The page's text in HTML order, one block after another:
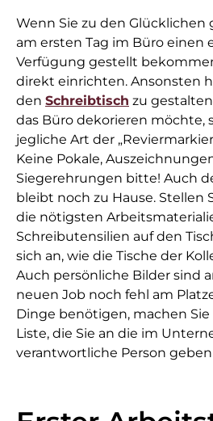
Wenn Sie zu den Glücklichen
am ersten Tag im Büro einen
Verfügung gestellt
direkt einrichten. Ansonsten
den Schreibtisch zu
das Büro dekorieren möchte,
jegliche Art der
Keine Pokale,
Siegerehrungen bitte! Auch
bleibt noch zu Hause. Stellen
die nötigsten
Schreibutensilien auf den
sich an, wie die Tische der
Auch persönliche Bilder sind
neuen Job noch fehl am
Dinge benötigen, machen
Liste, die Sie an die im
verantwortliche Person